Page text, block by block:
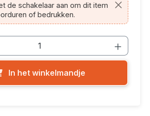
de schakelaar aan om dit item
of bedrukken.
Voer de
In het winkelmandje